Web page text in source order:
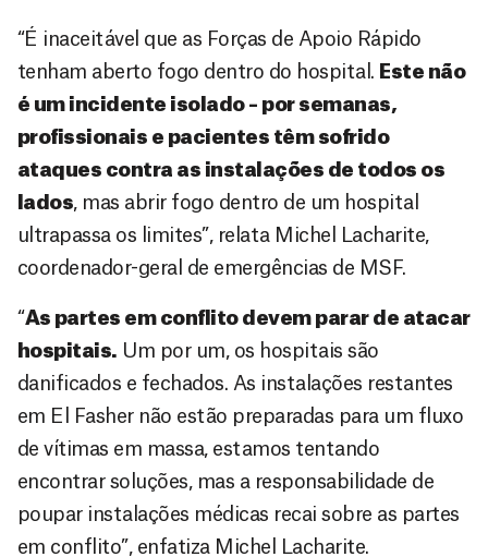
“É inaceitável que as Forças de Apoio Rápido
tenham aberto fogo dentro do hospital. Este não
é um incidente isolado – por semanas,
profissionais e pacientes têm sofrido
ataques contra as instalações de todos os
lados , mas abrir fogo dentro de um hospital
ultrapassa os limites”, relata Michel Lacharite,
coordenador-geral de emergências de MSF.
“As partes em conflito devem parar de atacar
hospitais. Um por um, os hospitais são
danificados e fechados. As instalações restantes
em El Fashernão estão preparadas para um fluxo
de vítimas em massa, estamos tentando
encontrar soluções, mas a responsabilidade de
poupar instalações médicas recai sobre as partes
em conflito”, enfatiza Michel Lacharite.